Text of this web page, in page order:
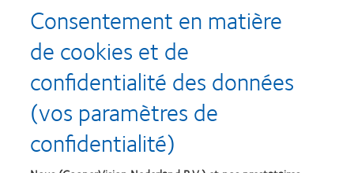
Recompenses
Consentement en matière
de cookies et de
confidentialité des données
(vos paramètres de
confidentialité)